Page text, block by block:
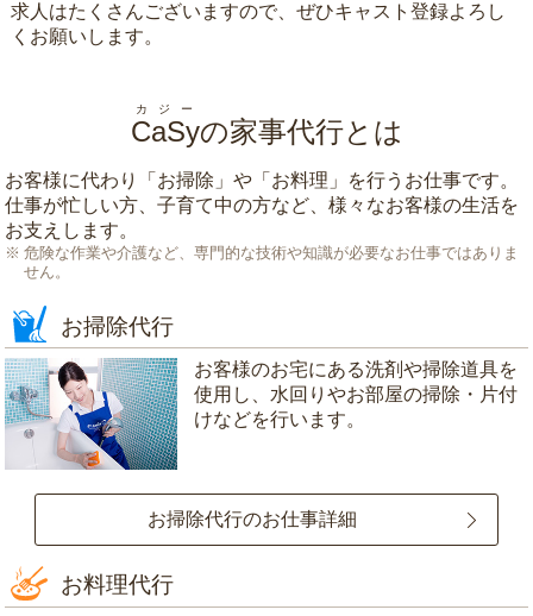
求人はたくさんございますので、ぜひキャスト登録よろし
くお願いします。
CaSy
カジー
の家事代行とは
お客様に代わり「 お掃除 」や「 お料理 」を行うお仕事です。
仕事が忙しい方、子育て中の方など、様々なお客様の生活を
お支えします。
危険な作業や介護など、専門的な技術や知識が必要なお仕事ではありま
せん。
お掃除代行
お客様のお宅にある洗剤や掃除道具を
使用し、水回りやお部屋の掃除・片付
けなどを行います。
お掃除代行のお仕事詳細
お料理代行